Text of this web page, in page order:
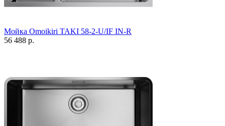
Мойка Omoikiri TAKI 58-2-U/IF IN-R
56 488 р.